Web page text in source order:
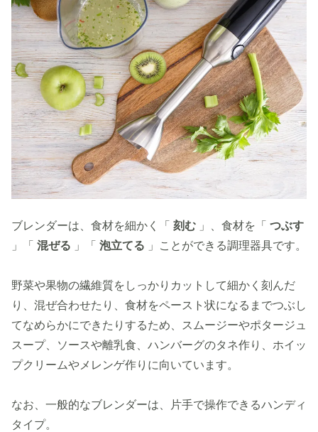
ブレンダーは、食材を細かく「 刻む 」、食材を「 つぶす
」「 混ぜる 」「 泡立てる 」ことができる調理器具です。
野菜や果物の繊維質をしっかりカットして細かく刻んだ
り、混ぜ合わせたり、食材をペースト状になるまでつぶし
てなめらかにできたりするため、スムージーやポタージュ
スープ、ソースや離乳食、ハンバーグのタネ作り、ホイッ
プクリームやメレンゲ作りに向いています。
なお、一般的なブレンダーは、片手で操作できるハンディ
タイプ。